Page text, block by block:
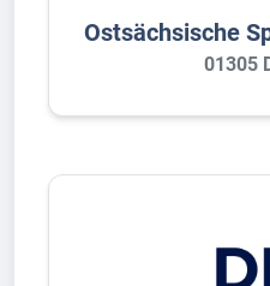
Ostsächsische
01305